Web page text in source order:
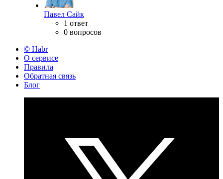
Павел Сайк
1 ответ
0 вопросов
© Habr
О сервисе
Правила
Обратная связь
Блог